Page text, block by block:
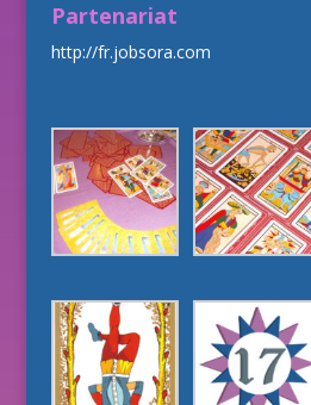
Partenariat
http://fr.jobsora.com